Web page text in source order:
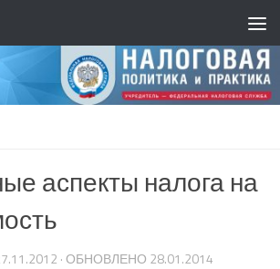
аспекты налога на
· ОБНОВЛЕНО 28.01.2014